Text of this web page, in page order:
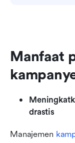
Manfaat
drastis
Manajemen